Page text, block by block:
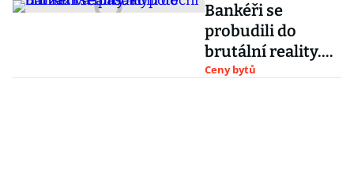
Bankéři se
probudili do
brutální reality.
Hypoteční trh
Ceny bytů